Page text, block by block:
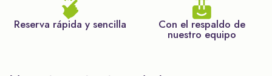
Reserva rápida y sencilla Con el respaldo de
nuestro equipo